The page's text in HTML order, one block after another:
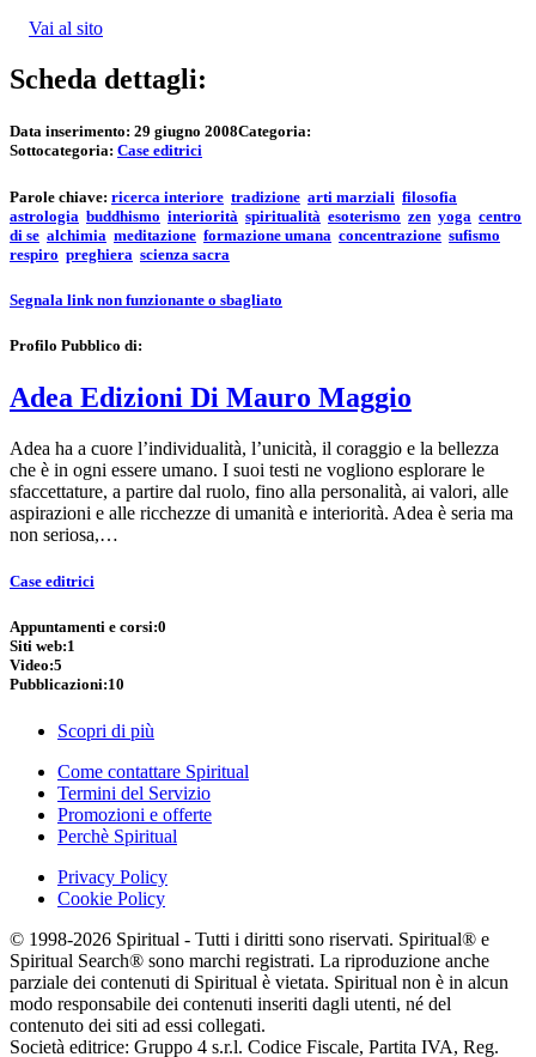
Vai al sito
Scheda dettagli:
Data inserimento: 29 giugno 2008Categoria:
Sottocategoria: Case editrici
Parole chiave: ricerca interiore tradizione arti marziali filosofia
astrologia buddhismo interiorità spiritualità esoterismo zen yoga centro
di se alchimia meditazione formazione umana concentrazione sufismo
respiro preghiera scienza sacra
Segnala link non funzionante o sbagliato
Profilo Pubblico di:
Adea Edizioni Di Mauro Maggio
Adea ha a cuore l’individualità, l’unicità, il coraggio e la bellezza
che è in ogni essere umano. I suoi testi ne vogliono esplorare le
sfaccettature, a partire dal ruolo, fino alla personalità, ai valori, alle
aspirazioni e alle ricchezze di umanità e interiorità. Adea è seria ma
non seriosa,…
Case editrici
Appuntamenti e corsi:0
Siti web:1
Video:5
Pubblicazioni:10
Scopri di più
Come contattare Spiritual
Termini del Servizio
Promozioni e offerte
Perchè Spiritual
Privacy Policy
Cookie Policy
© 1998-2026 Spiritual - Tutti i diritti sono riservati. Spiritual® e
Spiritual Search® sono marchi registrati. La riproduzione anche
parziale dei contenuti di Spiritual è vietata. Spiritual non è in alcun
modo responsabile dei contenuti inseriti dagli utenti, né del
contenuto dei siti ad essi collegati.
Società editrice: Gruppo 4 s.r.l. Codice Fiscale, Partita IVA, Reg.